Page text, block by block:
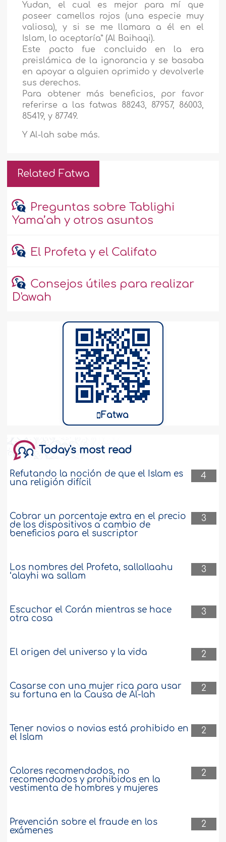
Yudan, el cual es mejor para mí que
poseer camellos rojos (una especie muy
valiosa), y si se me llamara a él en el
Islam, lo aceptaría” (Al Baihaqi).
Este pacto fue concluido en la era
preislámica de la ignorancia y se basaba
en apoyar a alguien oprimido y devolverle
sus derechos.
Para obtener más beneficios, por favor
referirse a las fatwas 88243, 87957, 86003,
85419, y 87749.
Y Al-lah sabe más.
Related Fatwa
Preguntas sobre Tablighi
Yama’ah y otros asuntos
El Profeta y el Califato
Consejos útiles para realizar
D'awah
Fatwa
Today's most read
4
Refutando la noción de que el Islam es
una religión difícil
3
Cobrar un porcentaje extra en el precio
de los dispositivos a cambio de
beneficios para el suscriptor
3
Los nombres del Profeta, sallallaahu
‘alayhi wa sallam
3
Escuchar el Corán mientras se hace
otra cosa
2
El origen del universo y la vida
2
Casarse con una mujer rica para usar
su fortuna en la Causa de Al-lah
2
Tener novios o novias está prohibido en
el Islam
2
Colores recomendados, no
recomendados y prohibidos en la
vestimenta de hombres y mujeres
2
Prevención sobre el fraude en los
exámenes